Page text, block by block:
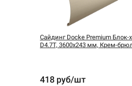
Сайдинг Docke Premium Блок-
D4.7T, 3600х243 мм, Крем-
418 руб/шт